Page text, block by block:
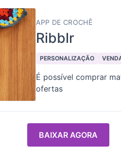
APP DE CROCHÊ
Ribblr
PERSONALIZAÇÃO
É possível comprar
ofertas
BAIXAR AGORA